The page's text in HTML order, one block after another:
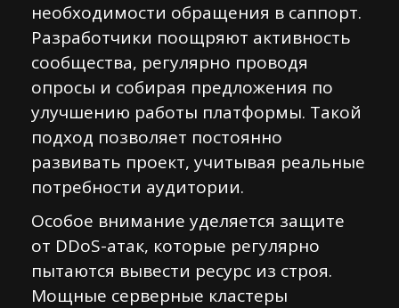
необходимости обращения в саппорт.
Разработчики поощряют активность
сообщества, регулярно проводя
опросы и собирая предложения по
улучшению работы платформы. Такой
подход позволяет постоянно
развивать проект, учитывая реальные
потребности аудитории.
Особое внимание уделяется защите
от DDoS-атак, которые регулярно
пытаются вывести ресурс из строя.
Мощные серверные кластеры